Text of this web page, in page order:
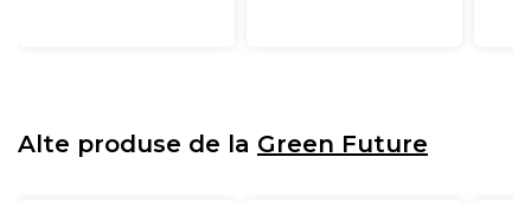
Alte produse de la Green Future